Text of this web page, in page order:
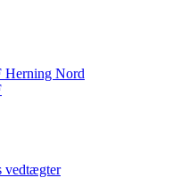
Herning Nord
vedtægter